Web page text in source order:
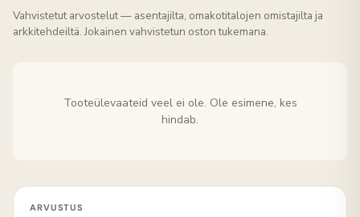
Vahvistetut arvostelut — asentajilta, omakotitalojen omistajilta ja
arkkitehdeiltä. Jokainen vahvistetun oston tukemana.
Tooteülevaateid veel ei ole. Ole esimene, kes
hindab.